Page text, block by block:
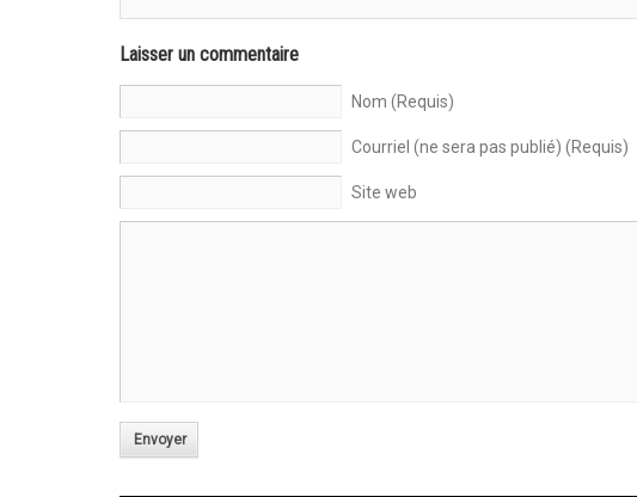
Laisser un commentaire
Nom (Requis)
Courriel (ne sera pas publié) (Requis)
Site web
Envoyer